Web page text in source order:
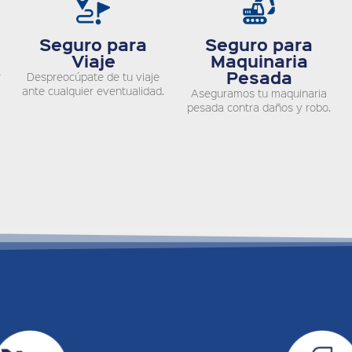
Seguro para
Viaje
Despreocúpate de tu viaje
ante cualquier eventualidad.
Seguro para
Maquinaria
Pesada
Aseguramos tu maquinaria
pesada contra daños y robo.